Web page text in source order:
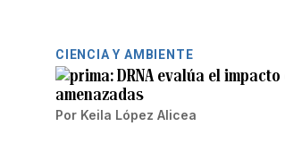
CIENCIA Y AMBIENTE
DRNA evalúa el
amenazadas
Por Keila López Alicea